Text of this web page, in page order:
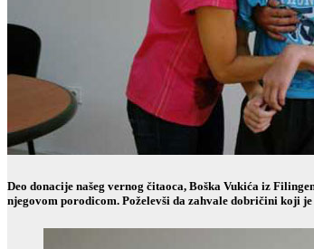
Deo donacije našeg vernog čitaoca, Boška Vukića iz
njegovom porodicom. Poželevši da zahvale dobričini koji